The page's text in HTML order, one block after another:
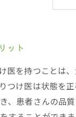
ット
医を持つことは
つけ医は状態を
、患者さんの品